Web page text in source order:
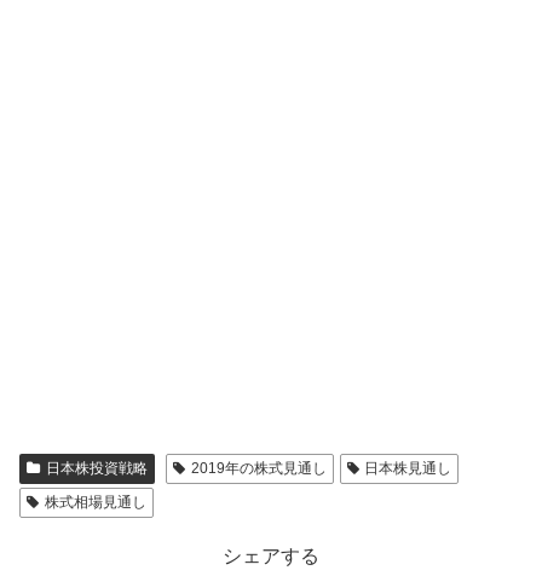
日本株投資戦略 2019年の株式見通し
日本株見通し
株式相場見通し
シェアする